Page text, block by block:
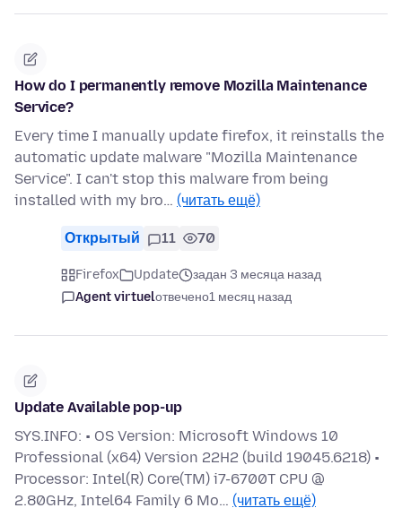
How do I permanently remove Mozilla Maintenance
Service?
Every time I manually update firefox, it reinstalls the
automatic update malware "Mozilla Maintenance
Service". I can't stop this malware from being
installed with my bro… (читать ещё)
Открытый 11 70
Firefox Update
задан 3 месяца назад
Agent virtuelотвечено1 месяц назад
Update Available pop-up
SYS.INFO: • OS Version: Microsoft Windows 10
Professional (x64) Version 22H2 (build 19045.6218) •
Processor: Intel(R) Core(TM) i7-6700T CPU @
2.80GHz, Intel64 Family 6 Mo… (читать ещё)